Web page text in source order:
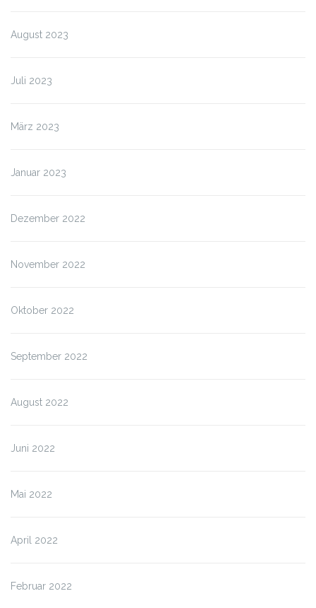
August 2023
Juli 2023
März 2023
Januar 2023
Dezember 2022
November 2022
Oktober 2022
September 2022
August 2022
Juni 2022
Mai 2022
April 2022
Februar 2022